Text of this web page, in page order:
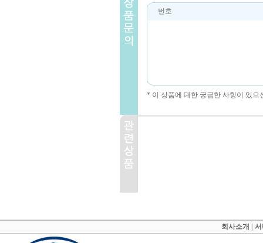
번호
* 이 상품에 대한 궁금한 사항이 있
회사소개